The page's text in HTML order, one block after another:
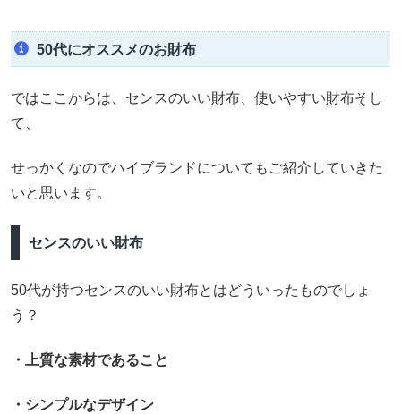
50代にオススメのお財布
ではここからは、センスのいい財布、使いやすい財布そし
て、
せっかくなのでハイブランドについてもご紹介していきた
いと思います。
センスのいい財布
50代が持つセンスのいい財布とはどういったものでしょ
う？
・上質な素材であること
・シンプルなデザイン